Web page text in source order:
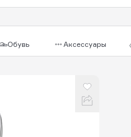
Обувь Аксессуары